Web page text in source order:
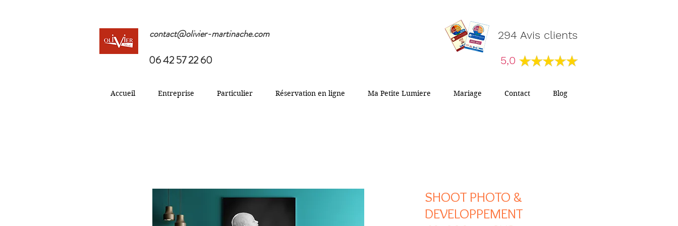
contact@olivier-martinache.com
06 42 57 22 60
294 Avis clients
5,0
Accueil Entreprise Particulier Réservation en ligne Ma Petite Lumiere Mariage Contact Blog
SHOOT PHOTO &
DEVELOPPEMENT